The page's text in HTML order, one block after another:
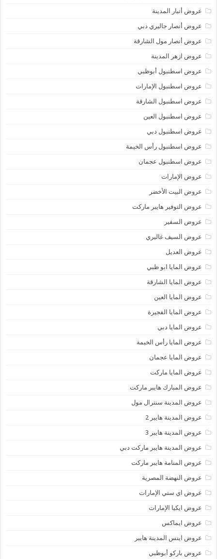
عروض أنبار المدينة
عروض أنصار جاليري دبي
عروض أنصار مول الشارقة
عروض ازهر المدينة
عروض اسطنبول أبوظبي
عروض اسطنبول الإمارات
عروض اسطنبول الشارقة
عروض اسطنبول العين
عروض اسطنبول دبي
عروض اسطنبول رأس الخيمة
عروض اسطنبول عجمان
عروض الإمارات
عروض البيت الأخضر
عروض التوفير هايبر ماركت
عروض السفير
عروض السيف غاليري
عروض العديل
عروض المايا ابو ظبي
عروض المايا الشارقة
عروض المايا العين
عروض المايا الفجيرة
عروض المايا دبي
عروض المايا رأس الخيمة
عروض المايا عجمان
عروض المايا ماركت
عروض المبارك هايبر ماركت
عروض المدينة سنترال مول
عروض المدينة هايبر 2
عروض المدينة هايبر 3
عروض المدينة هايبر ماركت دبي
عروض المنامة هايبر ماركت
عروض النهضة المصرية
عروض اي ستي الإمارات
عروض ايكيا الإمارات
عروض ايماكس
عروض اينس المدينة هايبر
عروض باركو أبوظبي